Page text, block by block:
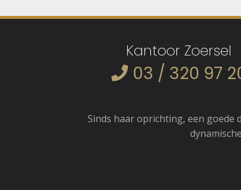
Kantoor Zoersel
03 / 320 97
Sinds haar oprichting, een